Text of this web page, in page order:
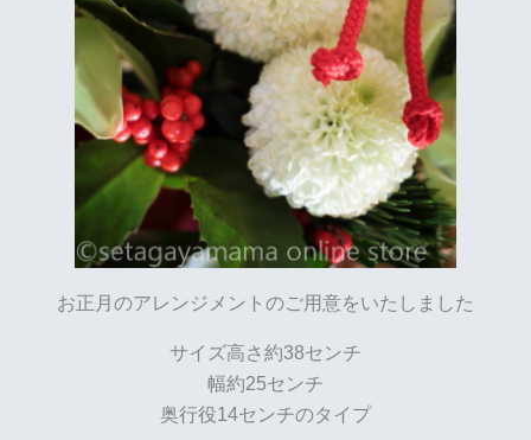
お正月のアレンジメントのご用意をいたしました
サイズ高さ約38センチ
幅約25センチ
奥行役14センチのタイプ